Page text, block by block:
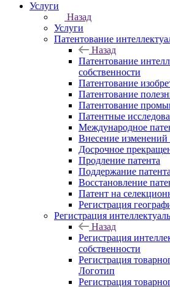
Услуги
Назад
Услуги
Патентование
Назад
Патентование
собственности
Патентование
Патентование
Патентование
Патентные
Международное
Внесение изменений
Досрочное
Продление патента
Поддержание
Восстановление
Патент на
Регистрация
Регистрация
Назад
Регистрация
собственности
Регистрация
Логотип
Регистрация